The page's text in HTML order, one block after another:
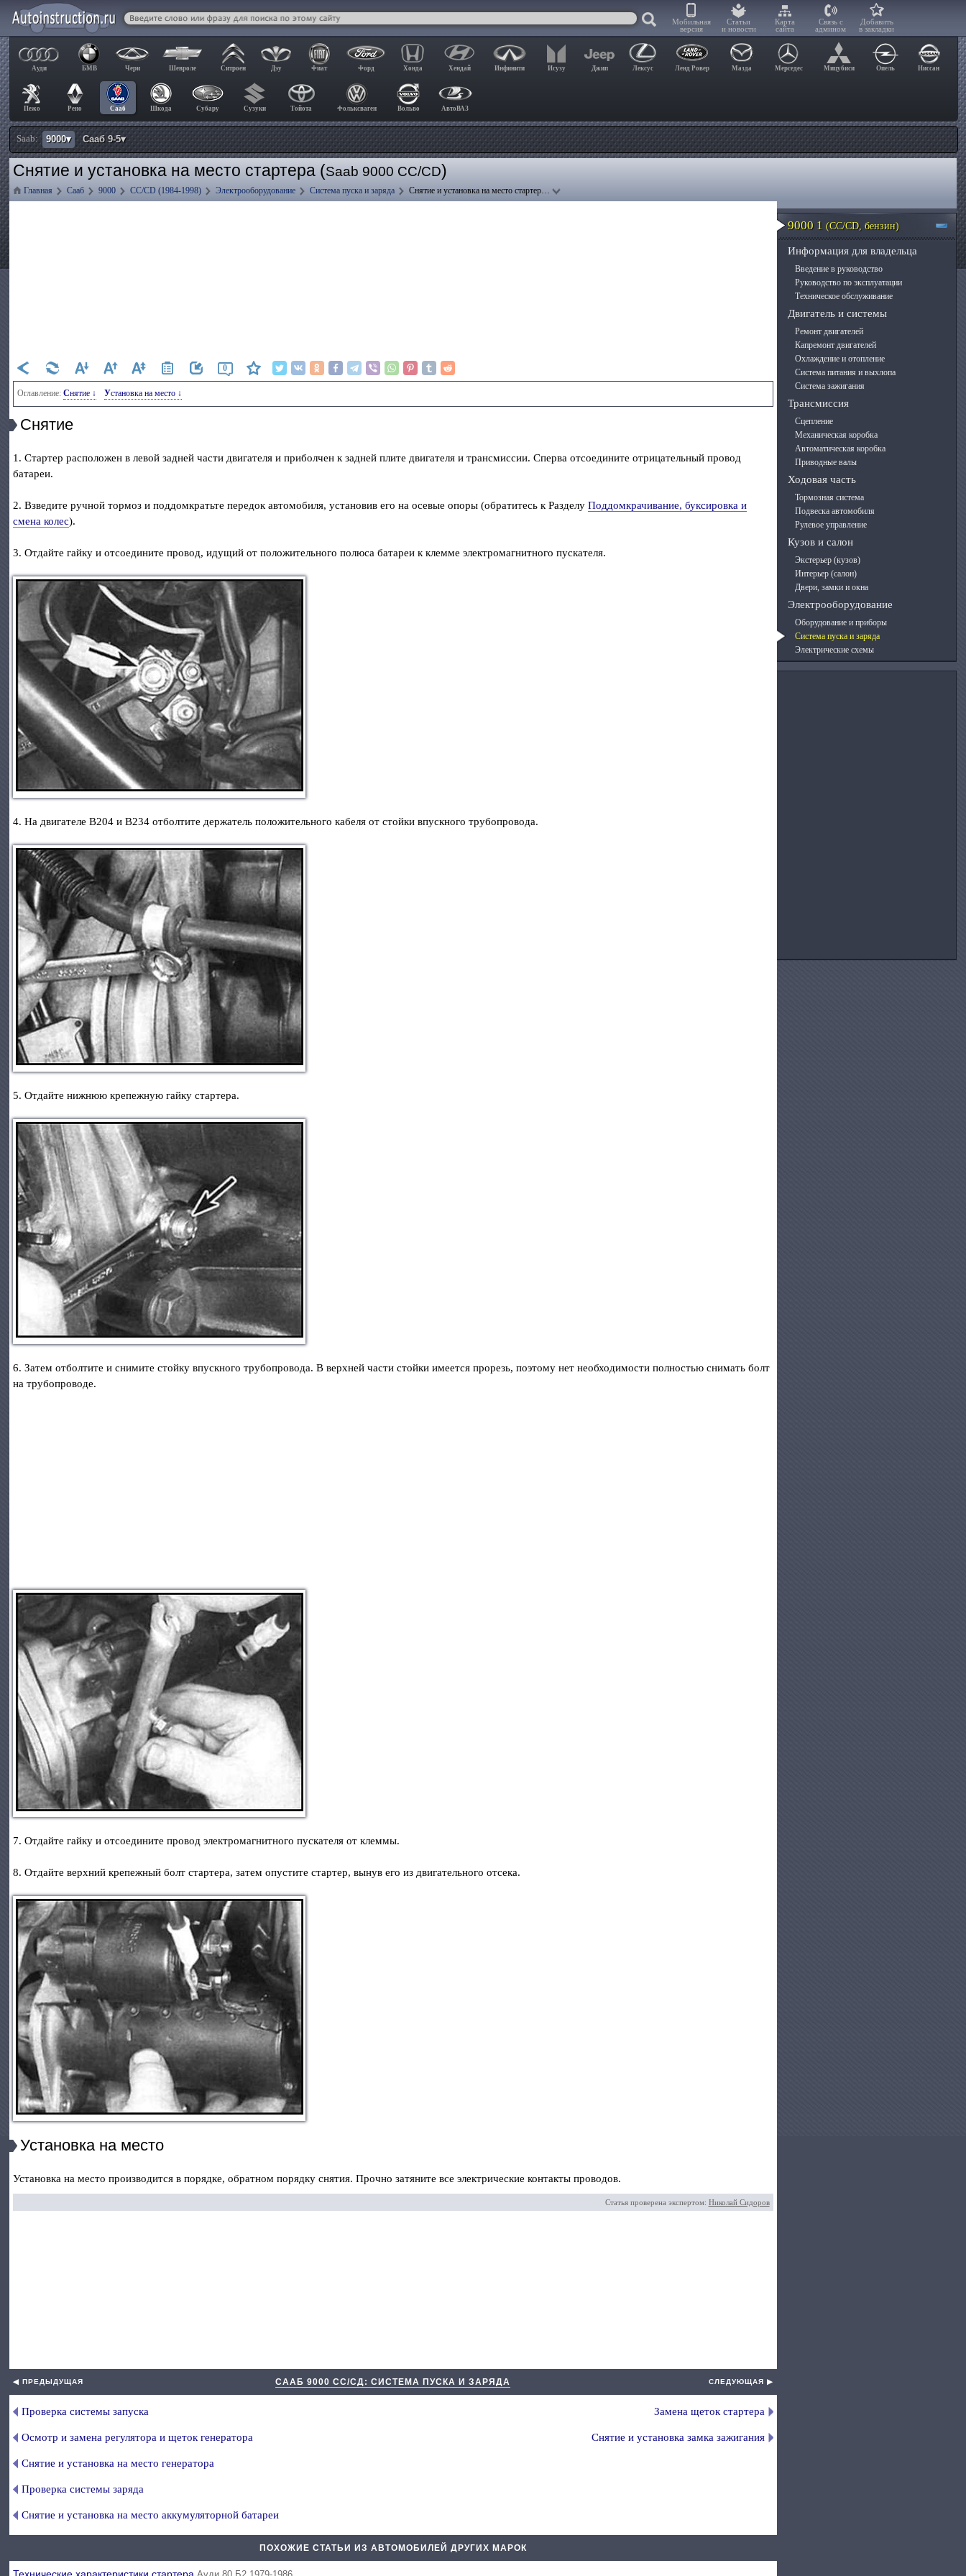
Мобильная
версия
Статьи
и новости
Карта
сайта
Связь с
админом
Добавить
в закладки
Ауди БМВ Чери Шевроле Ситроен Дэу Фиат Форд Хонда Хендай Инфинити Исузу Джип Лексус Ленд Ровер Мазда Мерседес Мицубиси Опель Ниссан
Пежо Рено Сааб Шкода Субару Сузуки Тойота Фольксваген Вольво АвтоВАЗ
Saab: 9000▾ Сааб 9-5▾
Снятие и установка на место стартера (Saab 9000 CC/CD)
Главная Сааб 9000 CC/CD (1984-1998) Электрооборудование Система пуска и заряда Снятие и установка на место стартер…
0
Оглавление: Снятие ↓ Установка на место ↓
Снятие
1. Стартер расположен в левой задней части двигателя и приболчен к задней плите двигателя и трансмиссии. Сперва отсоедините отрицательный провод
батареи.
2. Взведите ручной тормоз и поддомкратьте передок автомобиля, установив его на осевые опоры (обратитесь к РазделуПоддомкрачивание, буксировка и
смена колес).
3. Отдайте гайку и отсоедините провод, идущий от положительного полюса батареи к клемме электромагнитного пускателя.
4. На двигателе В204 и В234 отболтите держатель положительного кабеля от стойки впускного трубопровода.
5. Отдайте нижнюю крепежную гайку стартера.
6. Затем отболтите и снимите стойку впускного трубопровода. В верхней части стойки имеется прорезь, поэтому нет необходимости полностью снимать болт
на трубопроводе.
7. Отдайте гайку и отсоедините провод электромагнитного пускателя от клеммы.
8. Отдайте верхний крепежный болт стартера, затем опустите стартер, вынув его из двигательного отсека.
Установка на место
Установка на место производится в порядке, обратном порядку снятия. Прочно затяните все электрические контакты проводов.
Статья проверена экспертом: Николай Сидоров
◀ ПРЕДЫДУЩАЯ СААБ 9000 СС/СД: СИСТЕМА ПУСКА И ЗАРЯДА СЛЕДУЮЩАЯ ▶
Проверка системы запуска
Осмотр и замена регулятора и щеток генератора
Снятие и установка на место генератора
Проверка системы заряда
Снятие и установка на место аккумуляторной батареи
Замена щеток стартера
Снятие и установка замка зажигания
ПОХОЖИЕ СТАТЬИ ИЗ АВТОМОБИЛЕЙ ДРУГИХ МАРОК
9000 1 (CC/CD, бензин)
Информация для владельца
Введение в руководство
Руководство по эксплуатации
Техническое обслуживание
Двигатель и системы
Ремонт двигателей
Капремонт двигателей
Охлаждение и отопление
Система питания и выхлопа
Система зажигания
Трансмиссия
Сцепление
Механическая коробка
Автоматическая коробка
Приводные валы
Ходовая часть
Тормозная система
Подвеска автомобиля
Рулевое управление
Кузов и салон
Экстерьер (кузов)
Интерьер (салон)
Двери, замки и окна
Электрооборудование
Оборудование и приборы
Система пуска и заряда
Электрические схемы